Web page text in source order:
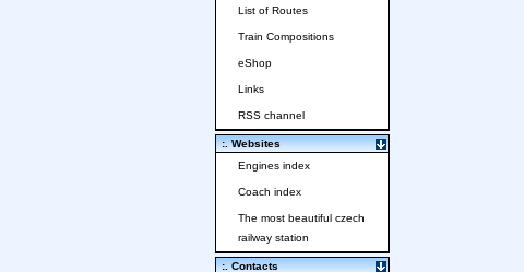
List of Routes
Train Compositions
eShop
Links
RSS channel
:. Websites
Engines index
Coach index
The most beautiful czech
railway station
:. Contacts